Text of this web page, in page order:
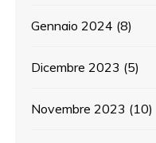
Gennaio 2024 (8)
Dicembre 2023 (5)
Novembre 2023 (10)